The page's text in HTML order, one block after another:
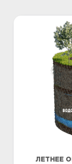
ЛЕТНЕЕ